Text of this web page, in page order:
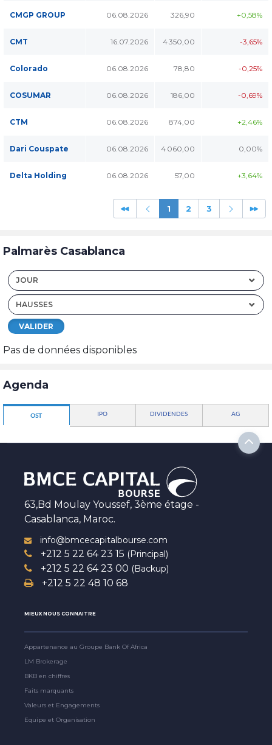
CMGP GROUP 06.08.2026 326,90 +0,58%
CMT 16.07.2026 4 350,00 -3,65%
Colorado 06.08.2026 78,80 -0,25%
COSUMAR 06.08.2026 186,00 -0,69%
CTM 06.08.2026 874,00 +2,46%
Dari Couspate 06.08.2026 4 060,00 0,00%
Delta Holding 06.08.2026 57,00 +3,64%
1 2 3
Palmarès Casablanca
JOUR
HAUSSES
VALIDER
Pas de données disponibles
Agenda
OST IPO DIVIDENDES AG
63,Bd Moulay Youssef, 3ème étage -
Casablanca, Maroc.
info@bmcecapitalbourse.com
+212 5 22 64 23 15 (Principal)
+212 5 22 64 23 00 (Backup)
+212 5 22 48 10 68
MIEUX NOUS CONNAITRE
Appartenance au Groupe Bank Of Africa
LM Brokerage
BKB en chiffres
Faits marquants
Valeurs et Engagements
Equipe et Organisation